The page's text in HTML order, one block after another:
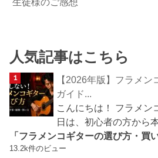
人気記事はこちら
【2026年版】フラメ
ガイド...
こんにちは！ フラメン
日は、初心者の方から
「フラメンコギターの選び方・買い
13.2k件のビュー